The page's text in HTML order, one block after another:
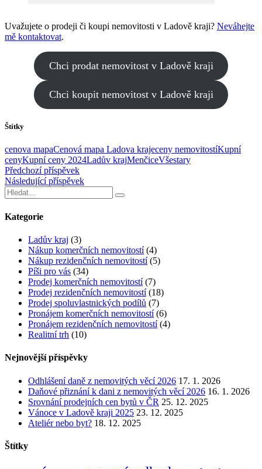
Uvažujete o prodeji či koupi nemovitosti v Ladově kraji? Neváhejte
mě kontaktovat.
Chci prodat nemovitost v Ladově kraji
Chci koupit nemovitost v Ladově kraji
Štítky
cenova mapaCenová mapa Ladova krajeceny nemovitostíKupní
cenyKupní ceny 2024Ladův krajMenčiceVšestary
Předchozí příspěvek
Následující příspěvek
Kategorie
Ladův kraj (3)
Nákup komerčních nemovitostí(4)
Nákup rezidenčních nemovitostí(5)
Píši pro vás (34)
Prodej komerčních nemovitostí(7)
Prodej rezidenčních nemovitostí(18)
Prodej spoluvlastnických podílů (7)
Pronájem komerčních nemovitostí(6)
Pronájem rezidenčních nemovitostí(4)
Realitní trh (10)
Nejnovější příspěvky
Odhlášení daně z nemovitých věcí 2026 17. 1. 2026
Daňové přiznání k dani z nemovitých věcí 2026 16. 1. 2026
Srovnání prodejních cen bytů v ČR 25. 12. 2025
Vánoce v Ladově kraji 2025 23. 12. 2025
Ateliér nebo byt? 18. 12. 2025
Štítky